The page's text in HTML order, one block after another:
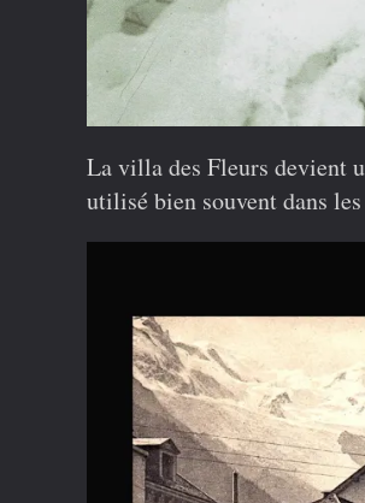
La villa des Fleurs devient
utilisé bien souvent dans